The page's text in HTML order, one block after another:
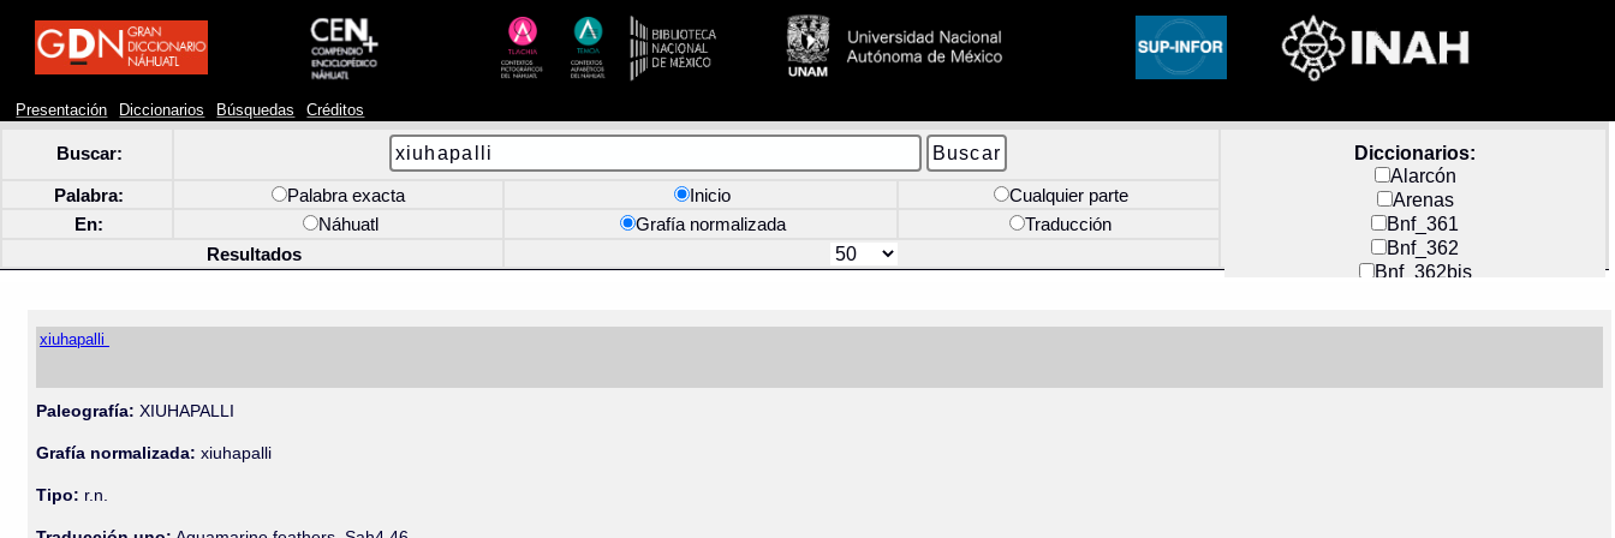
Presentación Diccionarios Búsquedas Créditos
Buscar:
Diccionarios:
Alarcón
Arenas
Bnf_361
Bnf_362
Bnf_362bis
Docs_México
Palabra: Palabra exacta Inicio
Cualquier parte
En:
Náhuatl Grafía normalizada
Traducción
Resultados
xiuhapalli
Paleografía: XIUHAPALLI
Grafía normalizada: xiuhapalli
Tipo: r.n.